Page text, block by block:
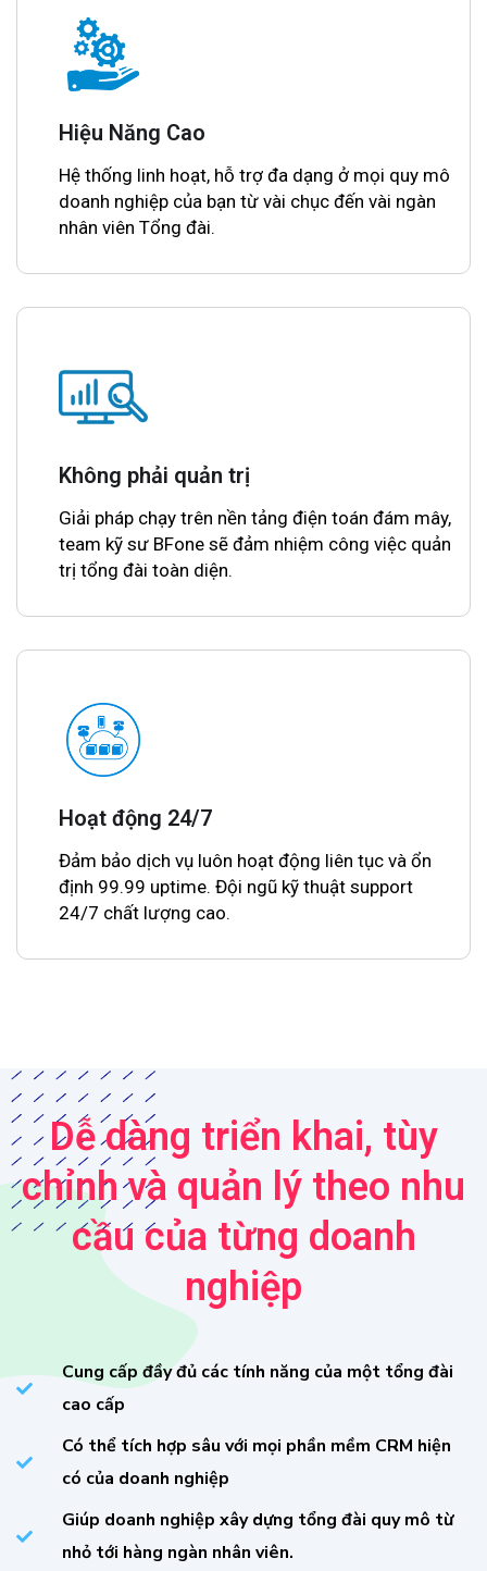
Hiệu Năng Cao
Hệ thống linh hoạt, hỗ trợ đa dạng ở mọi quy mô
doanh nghiệp của bạn từ vài chục đến vài ngàn
nhân viên Tổng đài.
Không phải quản trị
Giải pháp chạy trên nền tảng điện toán đám mây,
team kỹ sư BFone sẽ đảm nhiệm công việc quản
trị tổng đài toàn diện.
Hoạt động 24/7
Đảm bảo dịch vụ luôn hoạt động liên tục và ổn
định 99.99 uptime. Đội ngũ kỹ thuật support
24/7 chất lượng cao.
Dễ dàng triển khai, tùy
chỉnh và quản lý theo nhu
cầu của từng doanh
nghiệp
Cung cấp đầy đủ các tính năng của một tổng đài
cao cấp
Có thể tích hợp sâu với mọi phần mềm CRM hiện
có của doanh nghiệp
Giúp doanh nghiệp xây dựng tổng đài quy mô từ
nhỏ tới hàng ngàn nhân viên.